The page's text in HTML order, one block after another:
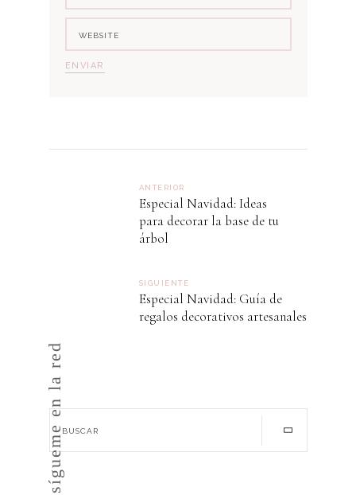
ANTERIOR
Especial Navidad: Ideas
para decorar la base de tu
árbol
SIGUIENTE
Especial Navidad: Guía de
regalos decorativos artesanales
sígueme en la red